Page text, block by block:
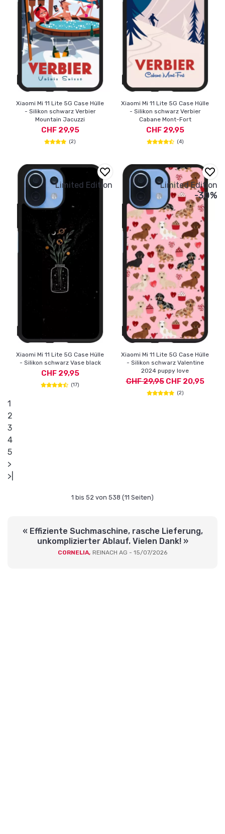
Xiaomi Mi 11 Lite 5G Case Hülle
- Silikon schwarz Verbier
Mountain Jacuzzi
CHF 29,95
(2)
Xiaomi Mi 11 Lite 5G Case Hülle
- Silikon schwarz Verbier
Cabane Mont-Fort
CHF 29,95
(4)
Xiaomi Mi 11 Lite 5G Case Hülle
- Silikon schwarz Vase black
CHF 29,95
(17)
Limited Edition
Xiaomi Mi 11 Lite 5G Case Hülle
- Silikon schwarz Valentine
2024 puppy love
CHF 29,95CHF 20,95
(2)
Limited Edition
-30%
1
2
3
4
5
>
>|
1 bis 52 von 538 (11 Seiten)
« Effiziente Suchmaschine, rasche Lieferung,
unkomplizierter Ablauf. Vielen Dank! »
CORNELIA, REINACH AG - 15/07/2026